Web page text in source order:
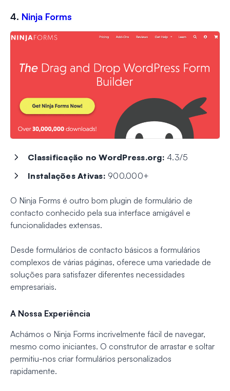
4. Ninja Forms
Classificação no WordPress.org: 4.3/5
Instalações Ativas: 900.000+
O Ninja Forms é outro bom plugin de formulário de
contacto conhecido pela sua interface amigável e
funcionalidades extensas.
Desde formulários de contacto básicos a formulários
complexos de várias páginas, oferece uma variedade de
soluções para satisfazer diferentes necessidades
empresariais.
A Nossa Experiência
Achámos o Ninja Forms incrivelmente fácil de navegar,
mesmo como iniciantes. O construtor de arrastar e soltar
permitiu-nos criar formulários personalizados
rapidamente.